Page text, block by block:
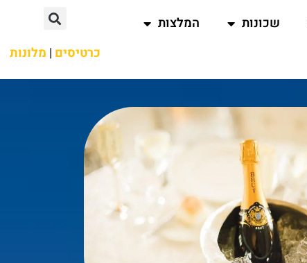
שכונות
המלצות
כרטיסים | מלונות